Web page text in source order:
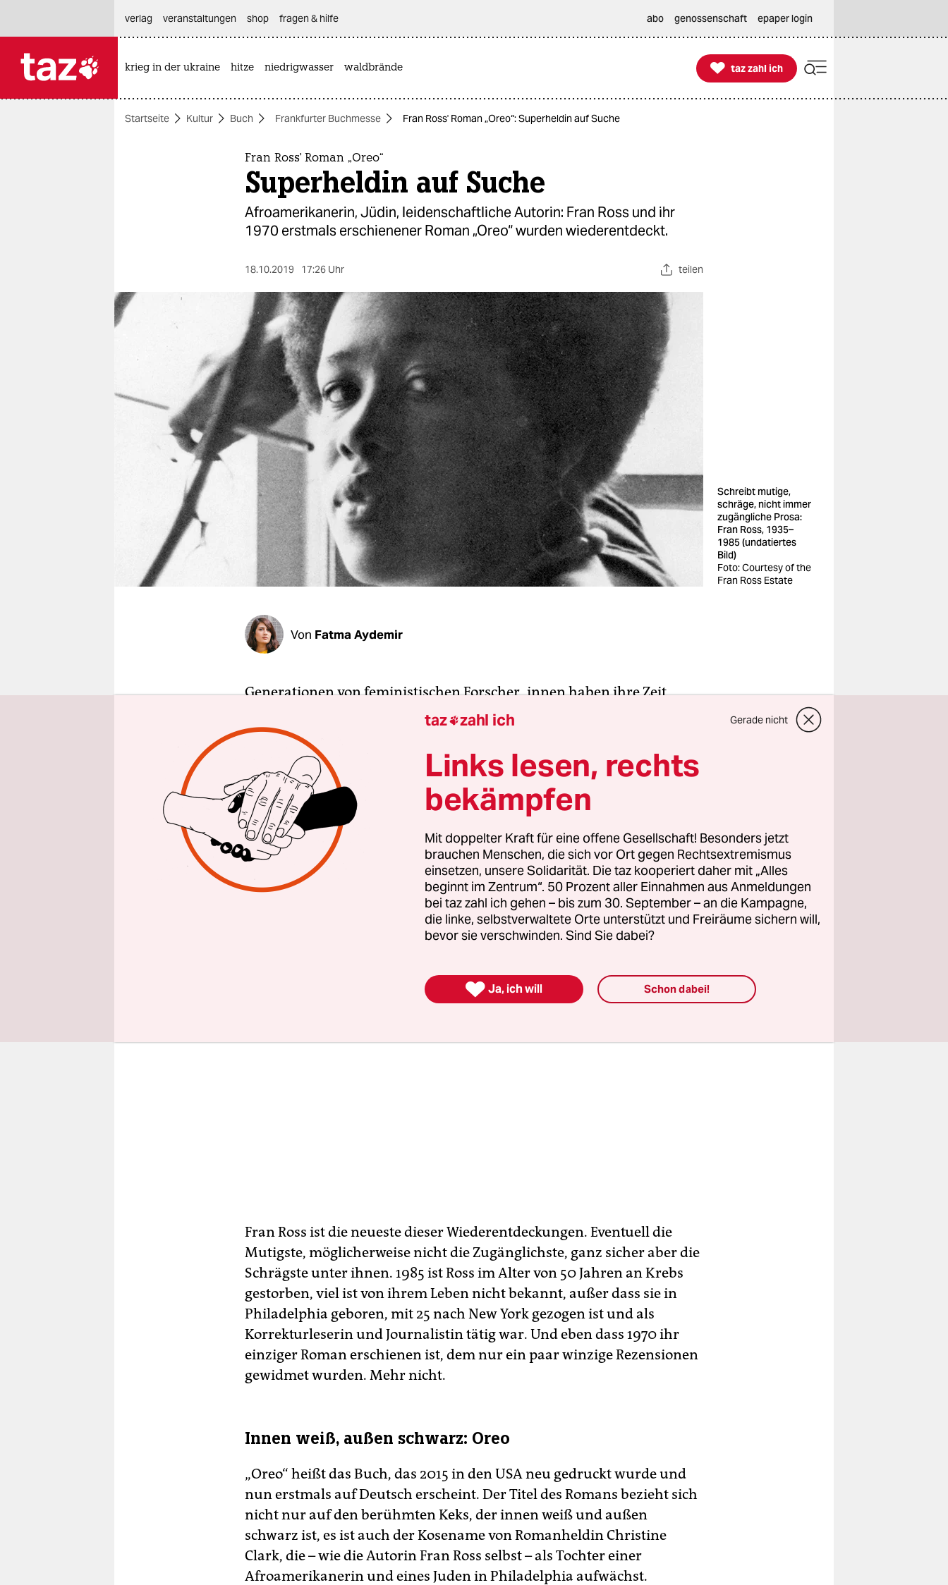
themen
berlin
verlag
veranstaltungen
fragen & hilfe
unterstützen
abo
verlag
veranstaltungen shop fragen & hilfe abo genossenschaft epaper login
krieg in der ukraine hitze niedrigwasser waldbrände 
taz zahl ich
taz zahl ich
Startseite Kultur Buch Frankfurter Buchmesse Fran Ross' Roman „Oreo“: Superheldin auf Suche
Fran Ross' Roman „Oreo“
Superheldin auf Suche
Afroamerikanerin, Jüdin, leidenschaftliche Autorin: Fran Ross und ihr
1970 erstmals erschienener Roman „Oreo“ wurden wiederentdeckt.
18.10.2019 17:26 Uhr teilen
Schreibt mutige,
schräge, nicht immer
zugängliche Prosa:
Fran Ross, 1935–
1985 (undatiertes
Bild)
Foto: Courtesy of the
Fran Ross Estate
Von Fatma Aydemir
Generationen von feministischen Forscher_innen haben ihre Zeit
damit zugebracht, vergessene feministische Autor_innen auszugraben
– um den Kanon, samt seiner Herrschaft von vornehmlich (weißen)
männlichen Autoren, neu zu schreiben. Viele dieser wiederentdeckten
Autor_innen sind ein zweites Mal vergessen worden.
Manchen wiederum wurde tatsächlich zu einer internationalen
Leser_innenschaft verholfen, wenn auch posthum. Die US-Autorin
Lucia Berlinoder die brasilianische Schriftstellerin Clarice Lispector
etwa zählen zu diesen erst jüngst neu aufgelegten, neu übersetzten
und neu gefeierten Stimmen, die uns zwar aus der Vergangenheit
erreichen, aber eine Frische ausstrahlen, als sei ihre Zeit eben jetzt erst
Fran Ross ist die neueste dieser Wiederentdeckungen. Eventuell die
Mutigste, möglicherweise nicht die Zugänglichste, ganz sicher aber die
Schrägste unter ihnen. 1985 ist Ross im Alter von 50 Jahren an Krebs
gestorben, viel ist von ihrem Leben nicht bekannt, außer dass sie in
Philadelphia geboren, mit 25 nach New York gezogen ist und als
Korrekturleserin und Journalistin tätig war. Und eben dass 1970 ihr
einziger Roman erschienen ist, dem nur ein paar winzige Rezensionen
gewidmet wurden. Mehr nicht.
Innen weiß, außen schwarz: Oreo
„Oreo“ heißt das Buch, das 2015 in den USA neu gedruckt wurde und
nun erstmals auf Deutsch erscheint. Der Titel des Romans bezieht sich
nicht nur auf den berühmten Keks, der innen weiß und außen
schwarz ist, es ist auch der Kosename von Romanheldin Christine
Clark, die – wie die Autorin Fran Ross selbst – als Tochter einer
Afroamerikanerin und eines Juden in Philadelphia aufwächst.
taz zahl ich Gerade nicht
Links lesen, rechts
bekämpfen
Mit doppelter Kraft für eine offene Gesellschaft! Besonders jetzt
brauchen Menschen, die sich vor Ort gegen Rechtsextremismus
einsetzen, unsere Solidarität. Die taz kooperiert daher mit „Alles
beginnt im Zentrum“. 50 Prozent aller Einnahmen aus Anmeldungen
bei taz zahl ich gehen – bis zum 30. September – an die Kampagne,
die linke, selbstverwaltete Orte unterstützt und Freiräume sichern will,
bevor sie verschwinden. Sind Sie dabei?
 Ja, ich will Schon dabei!